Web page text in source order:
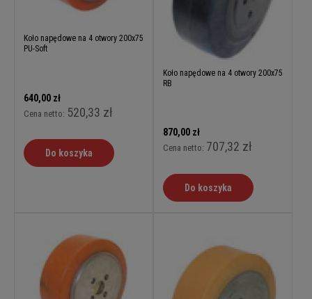
Koło napędowe na 4 otwory 200x75
PU-Soft
640,00 zł
Cena netto: 520,33 zł
Do koszyka
Koło napędowe na 4 otwory 200x75
RB
870,00 zł
Cena netto: 707,32 zł
Do koszyka